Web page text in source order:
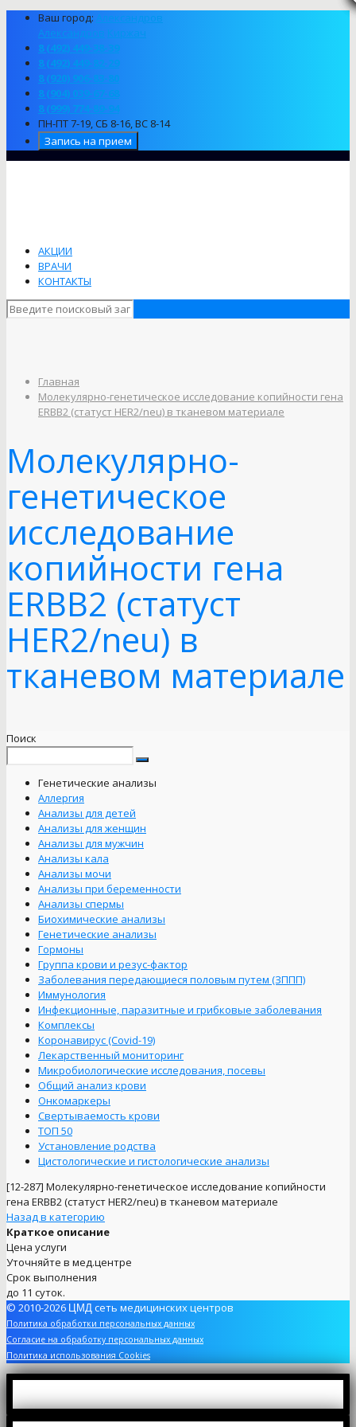
Ваш город: Александров
Александров Киржач
8 (492) 449-38-39
8 (492) 449-82-29
8 (920) 906-83-80
8 (904) 039-67-68
8 (999) 774-89-94
ПН-ПТ 7-19, СБ 8-16, ВС 8-14
Запись на прием
АКЦИИ
ВРАЧИ
КОНТАКТЫ
Главная
Молекулярно-генетическое исследование копийности гена
ERBB2 (статуст HER2/neu) в тканевом материале
Молекулярно-
генетическое
исследование
копийности гена
ERBB2 (статуст
HER2/neu) в
тканевом материале
Поиск
Генетические анализы
Аллергия
Анализы для детей
Анализы для женщин
Анализы для мужчин
Анализы кала
Анализы мочи
Анализы при беременности
Анализы спермы
Биохимические анализы
Генетические анализы
Гормоны
Группа крови и резус-фактор
Заболевания передающиеся половым путем (ЗППП)
Иммунология
Инфекционные, паразитные и грибковые заболевания
Комплексы
Коронавирус (Covid-19)
Лекарственный мониторинг
Микробиологические исследования, посевы
Общий анализ крови
Онкомаркеры
Свертываемость крови
ТОП 50
Установление родства
Цистологические и гистологические анализы
[12-287] Молекулярно-генетическое исследование копийности
гена ERBB2 (статуст HER2/neu) в тканевом материале
Назад в категорию
Краткое описание
Цена услуги
Уточняйте в мед.центре
Срок выполнения
до 11 суток.
© 2010-2026 ЦМД сеть медицинских центров
Политика обработки персональных данных
Согласие на обработку персональных данных
Политика использования Cookies